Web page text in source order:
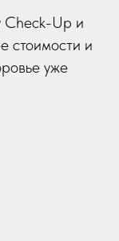
Check-Up и
стоимости и
уже